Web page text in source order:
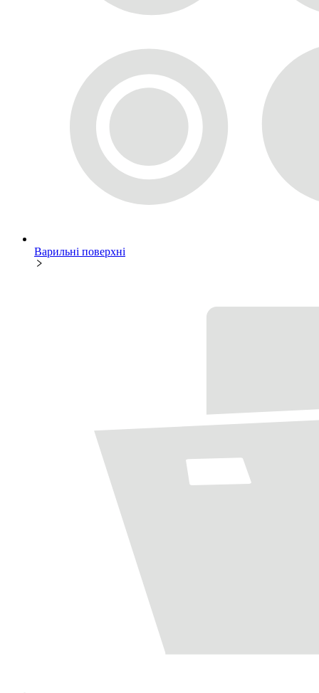
Варильні поверхні